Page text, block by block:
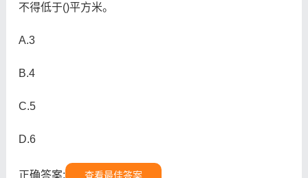
不得低于()平方米。
A.3
B.4
C.5
D.6
正确答案: 查看最佳答案